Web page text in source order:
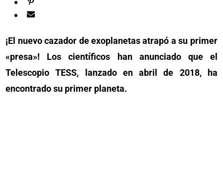
¡El nuevo cazador de exoplanetas atrapó a su primer
«presa»! Los científicos han anunciado que el
Telescopio TESS, lanzado en abril de 2018, ha
encontrado su primer planeta.